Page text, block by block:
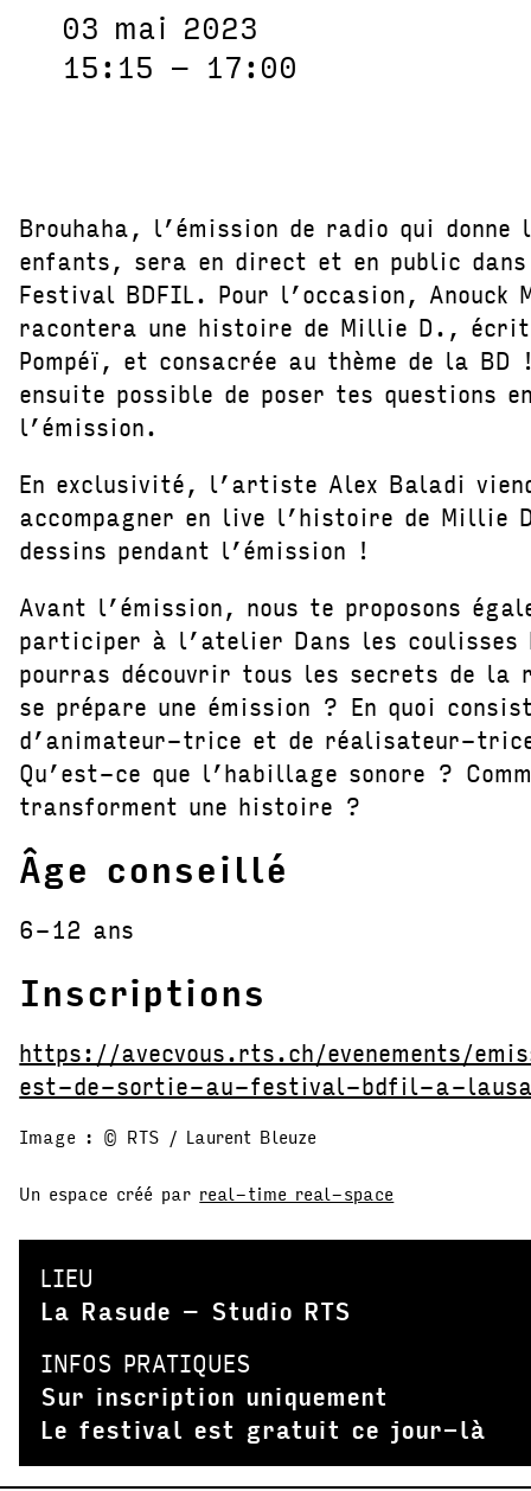
03 mai 2023
15:15 – 17:00
Brouhaha, l’émission de radio qui donne
enfants, sera en direct et en public
Festival BDFIL. Pour l’occasion, Anouck
racontera une histoire de Millie D.,
Pompéï, et consacrée au thème de la
ensuite possible de poser tes questions
l’émission.
En exclusivité, l’artiste Alex Baladi
accompagner en live l’histoire de Millie
dessins pendant l’émission !
Avant l’émission, nous te proposons
participer à l’atelier Dans les coulisses
pourras découvrir tous les secrets de la
se prépare une émission ? En quoi
d’animateur-trice et de réalisateur-
Qu’est-ce que l’habillage sonore ?
transforment une histoire ?
Âge conseillé
6-12 ans
Inscriptions
https://avecvous.rts.ch/evenements/
est-de-sortie-au-festival-bdfil-a-
Image : © RTS / Laurent Bleuze
Un espace créé par real-time real-space
LIEU
La Rasude – Studio RTS
INFOS PRATIQUES
Sur inscription uniquement
Le festival est gratuit ce jour-là